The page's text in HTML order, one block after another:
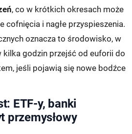
, co w krótkich okresach może
cofnięcia i nagłe przyspieszenia.
oznacza to środowisko, w
godzin przejść od euforii do
jeśli pojawią się nowe bodźce
ETF-y, banki
przemysłowy